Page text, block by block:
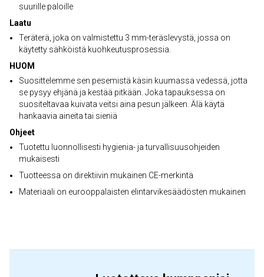
suurille paloille
Laatu
Teräterä, joka on valmistettu 3 mm-teräslevystä, jossa on
käytetty sähköistä kuohkeutusprosessia.
HUOM
Suosittelemme sen pesemistä käsin kuumassa vedessä, jotta
se pysyy ehjänä ja kestää pitkään. Joka tapauksessa on
suositeltavaa kuivata veitsi aina pesun jälkeen. Älä käytä
hankaavia aineita tai sieniä
Ohjeet
Tuotettu luonnollisesti hygienia- ja turvallisuusohjeiden
mukaisesti
Tuotteessa on direktiivin mukainen CE-merkintä
Materiaali on eurooppalaisten elintarvikesäädösten mukainen